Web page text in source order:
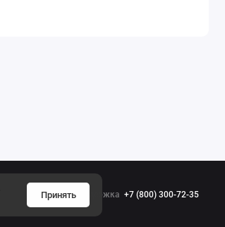
ПринятьПоддержка +7 (800) 300-72-35